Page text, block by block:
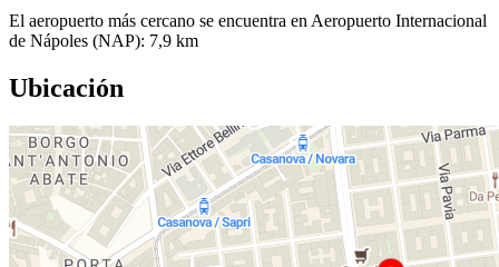
El aeropuerto más cercano se encuentra en Aeropuerto Internacional
de Nápoles (NAP): 7,9 km
Ubicación